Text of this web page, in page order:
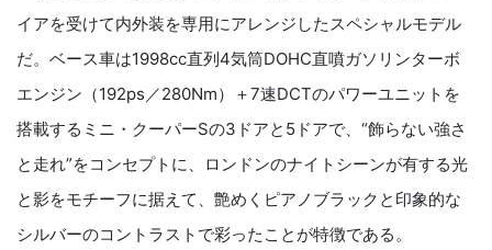
イアを受けて内外装を専用にアレンジしたスペシャルモデル
だ。ベース車は1998cc直列4気筒DOHC直噴ガソリンターボ
エンジン（192ps／280Nm）＋7速DCTのパワーユニットを
搭載するミニ・クーパーSの3ドアと5ドアで、“飾らない強さ
と走れ”をコンセプトに、ロンドンのナイトシーンが有する光
と影をモチーフに据えて、艶めくピアノブラックと印象的な
シルバーのコントラストで彩ったことが特徴である。